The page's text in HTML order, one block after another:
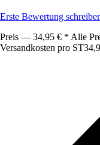
Erste Bewertung
Preis — 34,95 € * Alle
Versandkosten pro ST